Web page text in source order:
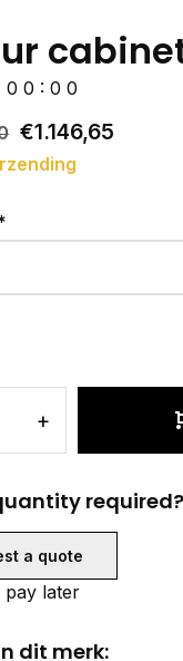
0 0 : 0 0
€1.146,65
+
required?
a quote
pay later
dit merk: